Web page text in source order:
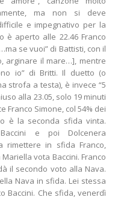
ma non si deve
e impegnativo per la
è aperto alle 22.46 Franco
se vuoi” di Battisti, con il
arginare il mare…], mentre
io” di Britti. Il duetto (o
strofa a testa), è invece “5
alla 23.05, solo 19 minuti
Franco Simone, col 54% dei
è la seconda sfida vinta.
e poi Dolcenera
rimettere in sfida Franco,
vota Baccini. Franco
il secondo voto alla Nava.
Nava in sfida. Lei stessa
Baccini. Che sfida, venerdì